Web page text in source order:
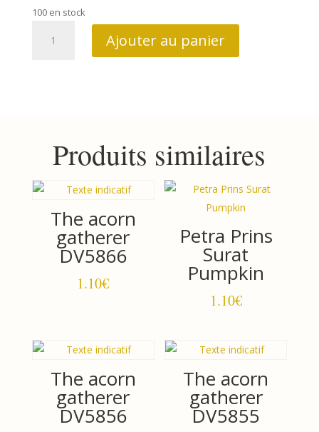
100 en stock
Ajouter au panier
Produits similaires
The acorn
gatherer
DV5866
1.10€
Petra Prins
Surat
Pumpkin
1.10€
The acorn
gatherer
DV5856
The acorn
gatherer
DV5855